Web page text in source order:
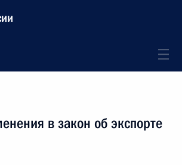
в закон об экспорте